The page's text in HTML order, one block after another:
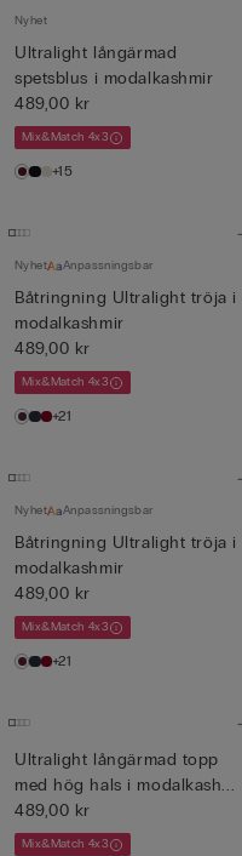
Nyhet
Ultralight långärmad
spetsblus i modalkashmir
489,00 kr
Mix&Match 4x3
+15
Nyhet Anpassningsbar
Båtringning Ultralight tröja i
modalkashmir
489,00 kr
Mix&Match 4x3
+21
Nyhet Anpassningsbar
Båtringning Ultralight tröja i
modalkashmir
489,00 kr
Mix&Match 4x3
+21
Ultralight långärmad topp
med hög hals i modalkash...
489,00 kr
Mix&Match 4x3